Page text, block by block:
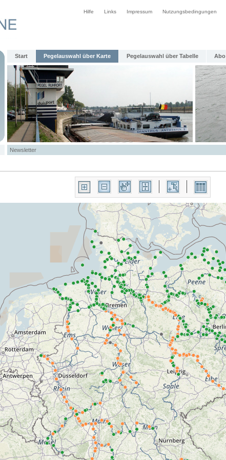
Hilfe Links Impressum Nutzungsbedingungen
Start Pegelauswahl über Karte Pegelauswahl über Tabelle Abo
Newsletter